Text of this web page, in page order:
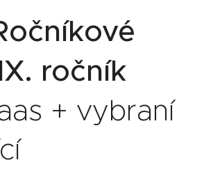
ročník
+ vybraní